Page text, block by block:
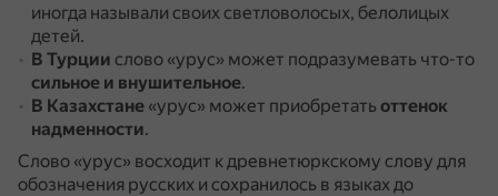
иногда называли своих светловолосых, белолицых
детей.
В Турции слово «урус» может подразумевать что-то
сильное и внушительное.
В Казахстане «урус» может приобретать оттенок
надменности.
Слово «урус» восходит к древнетюркскому слову для
обозначения русских и сохранилось в языках до